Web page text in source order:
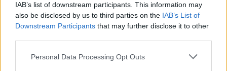
IAB’s list of downstream participants. This information may
also be disclosed by us to third parties on the IAB’s List of
Downstream Participants that may further disclose it to other
Please note that this website/app uses one or more Google
Personal Data Processing Opt Outs